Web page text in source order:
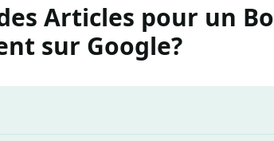
Articles pour un
sur Google?